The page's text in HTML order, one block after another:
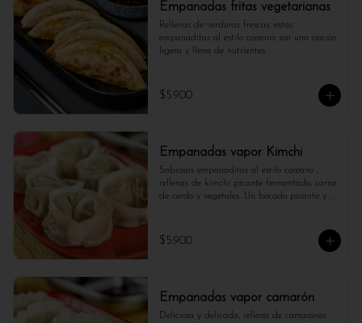
Empanadas fritas vegetarianas
Rellenas de verduras frescas, estas
empanaditas al estilo coreano son una opción
ligera y llena de nutrientes.
$5.900
Empanadas vapor Kimchi
Sabrosas empanaditas al estilo coreano ,
rellenas de kimchi picante fermentado, carne
de cerdo y vegetales. Un bocado picante y
$5.900
Empanadas vapor camarón
Deliciosa y delicada, rellena de camarones